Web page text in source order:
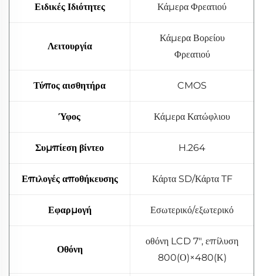
Ειδικές Ιδιότητες Κάμερα Φρεατιού
Λειτουργία
Κάμερα Βορείου
Φρεατιού
Τύπος αισθητήρα CMOS
Ύφος Κάμερα Κατώφλιου
Συμπίεση βίντεο H.264
Επιλογές αποθήκευσης Κάρτα SD/Κάρτα TF
Εφαρμογή Εσωτερικό/εξωτερικό
Οθόνη
οθόνη LCD 7", επίλυση
800(Ο)×480(Κ)